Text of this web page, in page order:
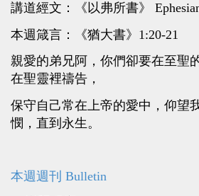
講道經文：《以弗所書》
本週箴言：《猶大書》1:20-21
親愛的弟兄阿，你們卻要在至聖
在聖靈裡禱告，
保守自己常在上帝的愛中，仰望
憫，直到永生。
本週週刊 Bulletin